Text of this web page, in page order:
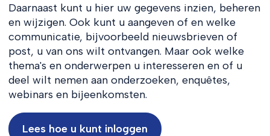
Daarnaast kunt u hier uw gegevens inzien, beheren
en wijzigen. Ook kunt u aangeven of en welke
communicatie, bijvoorbeeld nieuwsbrieven of
post, u van ons wilt ontvangen. Maar ook welke
thema's en onderwerpen u interesseren en of u
deel wilt nemen aan onderzoeken, enquêtes,
webinars en bijeenkomsten.
Lees hoe u kunt inloggen